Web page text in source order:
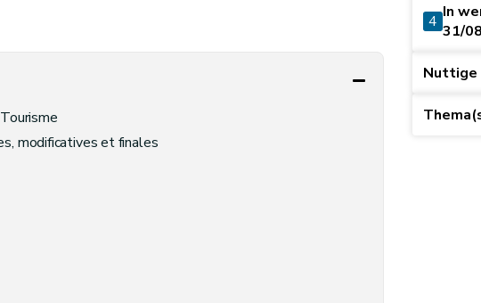
modificatives et finales
4 In
31/
Nuttige